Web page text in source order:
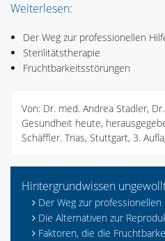
Weiterlesen:
Der Weg zur professionellen
Sterilitätstherapie
Fruchtbarkeitsstörungen
Von: Dr. med. Andrea Stadler,
Gesundheit heute,
Schäffler. Trias, Stuttgart, 3.
Hintergrundwissen
Der Weg zur
Die Alternativen zur
Faktoren, die die